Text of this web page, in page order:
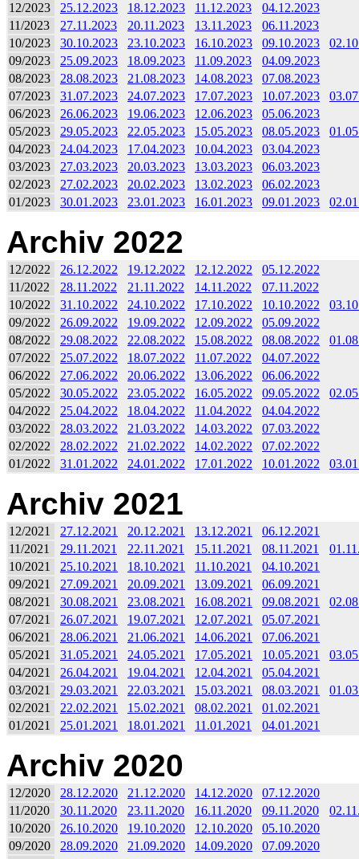
12/2023 25.12.2023 18.12.2023 11.12.2023
04.12.2023
11/2023
27.11.2023 20.11.2023 13.11.2023
06.11.2023
10/2023
30.10.2023 23.10.2023 16.10.2023 09.10.2023
09/2023
25.09.2023 18.09.2023 11.09.2023
04.09.2023
08/2023
28.08.2023 21.08.2023 14.08.2023
07.08.2023
07/2023
31.07.2023 24.07.2023 17.07.2023 10.07.2023
06/2023
26.06.2023 19.06.2023 12.06.2023
05.06.2023
05/2023
29.05.2023 22.05.2023 15.05.2023 08.05.2023
04/2023
24.04.2023 17.04.2023 10.04.2023
03.04.2023
03/2023
27.03.2023 20.03.2023 13.03.2023
06.03.2023
02/2023
27.02.2023 20.02.2023 13.02.2023
06.02.2023
01/2023
30.01.2023 23.01.2023 16.01.2023 09.01.2023
Archiv 2022
12/2022 26.12.2022 19.12.2022 12.12.2022
05.12.2022
11/2022
28.11.2022 21.11.2022 14.11.2022
07.11.2022
10/2022
31.10.2022 24.10.2022 17.10.2022 10.10.2022
09/2022
26.09.2022 19.09.2022 12.09.2022
05.09.2022
08/2022
29.08.2022 22.08.2022 15.08.2022 08.08.2022
07/2022
25.07.2022 18.07.2022 11.07.2022
04.07.2022
06/2022
27.06.2022 20.06.2022 13.06.2022
06.06.2022
05/2022
30.05.2022 23.05.2022 16.05.2022 09.05.2022
04/2022
25.04.2022 18.04.2022 11.04.2022
04.04.2022
03/2022
28.03.2022 21.03.2022 14.03.2022
07.03.2022
02/2022
28.02.2022 21.02.2022 14.02.2022
07.02.2022
01/2022
31.01.2022 24.01.2022 17.01.2022 10.01.2022
Archiv 2021
12/2021 27.12.2021 20.12.2021 13.12.2021
06.12.2021
11/2021
29.11.2021 22.11.2021 15.11.2021 08.11.2021
10/2021
25.10.2021 18.10.2021 11.10.2021
04.10.2021
09/2021
27.09.2021 20.09.2021 13.09.2021
06.09.2021
08/2021
30.08.2021 23.08.2021 16.08.2021 09.08.2021
07/2021
26.07.2021 19.07.2021 12.07.2021
05.07.2021
06/2021
28.06.2021 21.06.2021 14.06.2021
07.06.2021
05/2021
31.05.2021 24.05.2021 17.05.2021 10.05.2021
04/2021
26.04.2021 19.04.2021 12.04.2021
05.04.2021
03/2021
29.03.2021 22.03.2021 15.03.2021 08.03.2021
02/2021
22.02.2021 15.02.2021 08.02.2021
01.02.2021
01/2021
25.01.2021 18.01.2021 11.01.2021 04.01.2021
Archiv 2020
12/2020 28.12.2020 21.12.2020 14.12.2020
07.12.2020
11/2020
30.11.2020 23.11.2020 16.11.2020 09.11.2020
10/2020
26.10.2020 19.10.2020 12.10.2020
05.10.2020
09/2020
28.09.2020 21.09.2020 14.09.2020
07.09.2020